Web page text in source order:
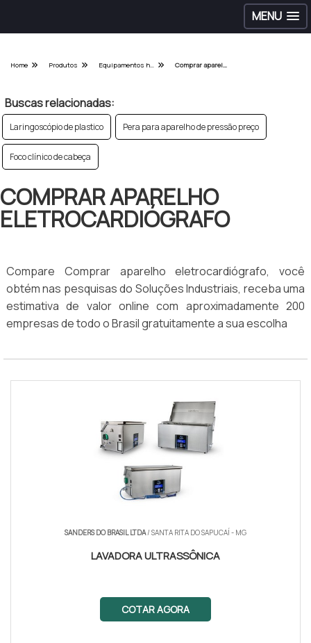
MENU
Home Produtos Equipamentos hospitalares - Categoria Comprar aparelho eletrocardiógrafo
Buscas relacionadas:
Laringoscópio de plastico Pera para aparelho de pressão preço
Foco clínico de cabeça
COMPRAR APARELHO
ELETROCARDIÓGRAFO
Compare Comprar aparelho eletrocardiógrafo, você
obtém nas pesquisas do Soluções Industriais, receba uma
estimativa de valor online com aproximadamente 200
empresas de todo o Brasil gratuitamente a sua escolha
SANDERS DO BRASIL LTDA/ SANTA RITA DO SAPUCAÍ - MG
LAVADORA ULTRASSÔNICA
COTAR AGORA